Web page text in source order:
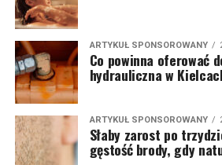
ARTYKUŁ SPONSOROWANY
Co powinna oferować
hydrauliczna w
ARTYKUŁ SPONSOROWANY
Słaby zarost po
gęstość brody, gdy